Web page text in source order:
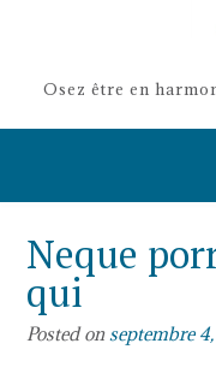
Osez être en
Neque
qui
Posted onseptembre